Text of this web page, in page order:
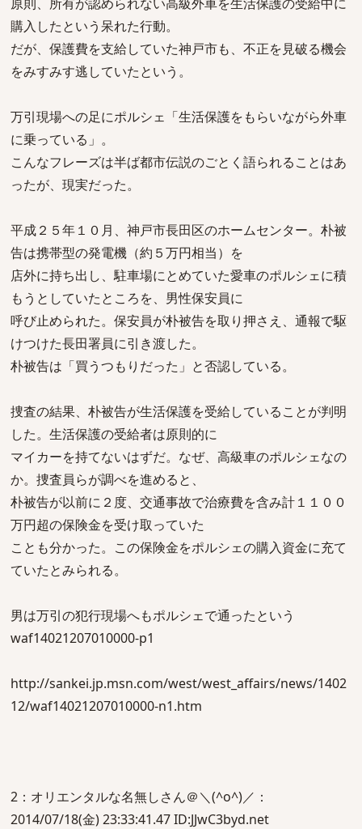
購入したという呆れた行動。
だが、保護費を支給していた神戸市も、不正を見破る機会
をみすみす逃していたという。
万引現場への足にポルシェ「生活保護をもらいながら外車
に乗っている」。
こんなフレーズは半ば都市伝説のごとく語られることはあ
ったが、現実だった。
平成２５年１０月、神戸市長田区のホームセンター。朴被
告は携帯型の発電機（約５万円相当）を
店外に持ち出し、駐車場にとめていた愛車のポルシェに積
もうとしていたところを、男性保安員に
呼び止められた。保安員が朴被告を取り押さえ、通報で駆
けつけた長田署員に引き渡した。
朴被告は「買うつもりだった」と否認している。
捜査の結果、朴被告が生活保護を受給していることが判明
した。生活保護の受給者は原則的に
マイカーを持てないはずだ。なぜ、高級車のポルシェなの
か。捜査員らが調べを進めると、
朴被告が以前に２度、交通事故で治療費を含み計１１００
万円超の保険金を受け取っていた
ことも分かった。この保険金をポルシェの購入資金に充て
ていたとみられる。
男は万引の犯行現場へもポルシェで通ったという
waf14021207010000-p1
http://sankei.jp.msn.com/west/west_affairs/news/1402
12/waf14021207010000-n1.htm
2：オリエンタルな名無しさん＠＼(^o^)／：
2014/07/18(金) 23:33:41.47 ID:JJwC3byd.net